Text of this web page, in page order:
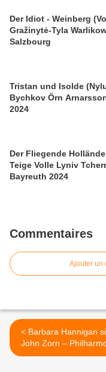
Der Idiot - Weinberg
Gražinytė-Tyla
Salzbourg
Tristan und Isolde
Bychkov Örn
2024
Der Fliegende
Teige Volle Lyniv
Bayreuth 2024
Commentaires
Ajouter un
< Barbara Hannigan sings
John Zorn –
de Paris